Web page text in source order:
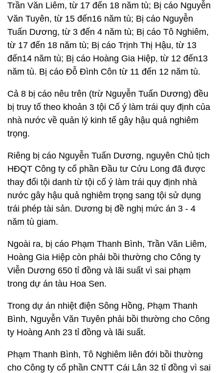
Trần Văn Liêm, từ 17 đến 18 năm tù; Bị cáo Nguyễn
Văn Tuyên, từ 15 đến16 năm tù; Bị cáo Nguyễn
Tuấn Dương, từ 3 đến 4 năm tù; Bị cáo Tô Nghiêm,
từ 17 đến 18 năm tù; Bị cáo Trịnh Thị Hậu, từ 13
đến14 năm tù; Bị cáo Hoàng Gia Hiệp, từ 12 đến13
năm tù. Bị cáo Đỗ Đình Côn từ 11 đến 12 năm tù.
Cả 8 bị cáo nêu trên (trừ Nguyễn Tuấn Dương) đều
bị truy tố theo khoản 3 tội Cố ý làm trái quy định của
nhà nước về quản lý kinh tế gây hậu quả nghiêm
trọng.
Riêng bị cáo Nguyễn Tuấn Dương, nguyên Chủ tịch
HĐQT Công ty cổ phần Đầu tư Cửu Long đã được
thay đổi tội danh từ tội cố ý làm trái quy định nhà
nước gây hậu quả nghiêm trọng sang tội sử dụng
trái phép tài sản. Dương bị đề nghị mức án 3 - 4
năm tù giam.
Ngoài ra, bị cáo Phạm Thanh Bình, Trần Văn Liêm,
Hoàng Gia Hiệp còn phải bồi thường cho Công ty
Viễn Dương 650 tỉ đồng và lãi suất vì sai phạm
trong dự án tàu Hoa Sen.
Trong dự án nhiệt điện Sông Hồng, Phạm Thanh
Bình, Nguyễn Văn Tuyên phải bồi thường cho Công
ty Hoàng Anh 23 tỉ đồng và lãi suất.
Phạm Thanh Bình, Tô Nghiêm liên đới bồi thường
cho Công ty cổ phần CNTT Cái Lân 32 tỉ đồng vì sai